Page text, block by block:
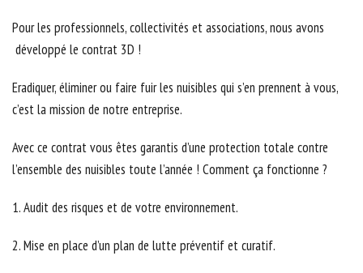
Pour les professionnels, collectivités et associations, nous avons
développé le contrat 3D !
Eradiquer, éliminer ou faire fuir les nuisibles qui s’en prennent à vous,
c’est la mission de notre entreprise.
Avec ce contrat vous êtes garantis d’une protection totale contre
l’ensemble des nuisibles toute l’année ! Comment ça fonctionne ?
1. Audit des risques et de votre environnement.
2. Mise en place d’un plan de lutte préventif et curatif.